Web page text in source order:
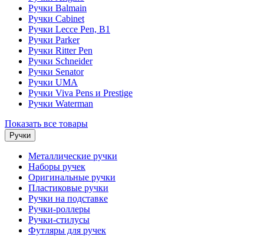
Ручки Balmain
Ручки Cabinet
Ручки Lecce Pen, B1
Ручки Parker
Ручки Ritter Pen
Ручки Schneider
Ручки Senator
Ручки UMA
Ручки Viva Pens и Prestige
Ручки Waterman
Показать все товары
Ручки
Металлические ручки
Наборы ручек
Оригинальные ручки
Пластиковые ручки
Ручки на подставке
Ручки-роллеры
Ручки-стилусы
Футляры для ручек